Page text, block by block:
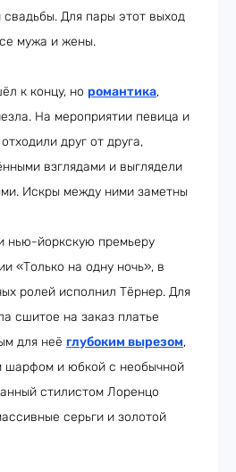
свадьбы. Для пары этот выход
мужа и жены.
к концу, но романтика,
На мероприятии певица и
друг от друга,
взглядами и выглядели
Искры между ними заметны
нью-йоркскую премьеру
«Только на одну ночь», в
ролей исполнил Тёрнер. Для
сшитое на заказ платье
для неё глубоким вырезом,
шарфом и юбкой с необычной
стилистом Лоренцо
серьги и золотой